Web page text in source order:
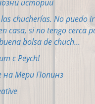
истории
chucherías. No puedo
casa, si no tengo cerca
bolsa de chuch...
с Peych!
на Мери Попинз